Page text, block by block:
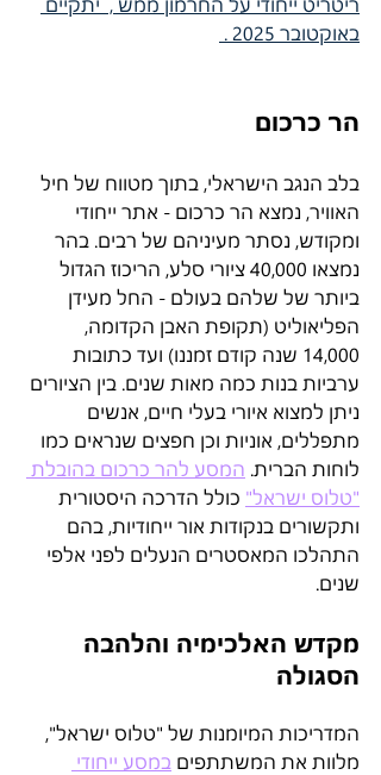
באוקטובר 2025 .
הר כרכום
בלב הנגב הישראלי, בתוך מטווח של חיל
האוויר, נמצא הר כרכום - אתר ייחודי
ומקודש, נסתר מעיניהם של רבים. בהר
נמצאו 40,000 ציורי סלע, הריכוז הגדול
ביותר של שלהם בעולם - החל מעידן
הפליאוליט (תקופת האבן הקדומה,
14,000 שנה קודם זמננו) ועד כתובות
ערביות בנות כמה מאות שנים. בין הציורים
ניתן למצוא איורי בעלי חיים, אנשים
מתפללים, אוניות וכן חפצים שנראים כמו
לוחות הברית. המסע להר כרכום בהובלת
"טלוס ישראל" כולל הדרכה היסטורית
ותקשורים בנקודות אור ייחודיות, בהם
התהלכו המאסטרים הנעלים לפני אלפי
שנים.
מקדש האלכימיה והלהבה
הסגולה
המדריכות המיומנות של "טלוס ישראל",
מלוות את המשתתפים במסע ייחודי